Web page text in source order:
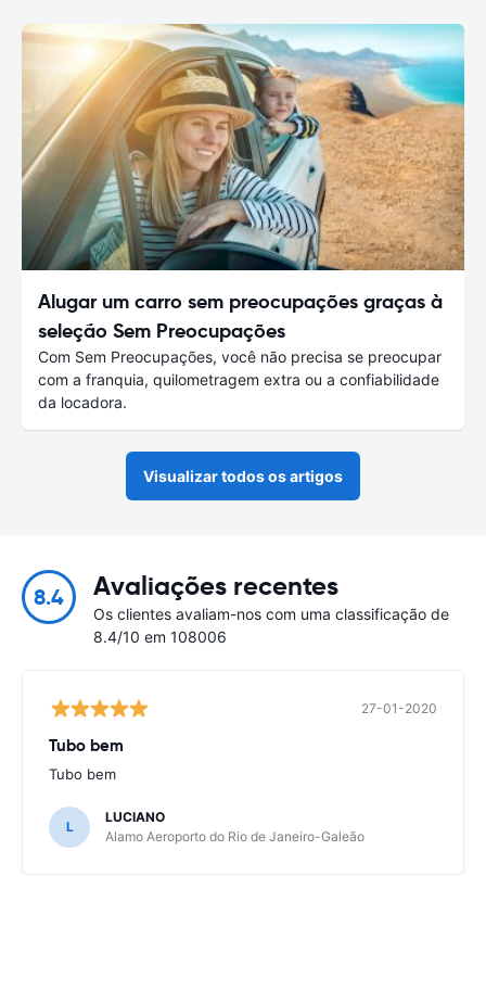
Alugar um carro sem preocupações graças à
seleção Sem Preocupações
Com Sem Preocupações, você não precisa se preocupar
com a franquia, quilometragem extra ou a confiabilidade
da locadora.
Visualizar todos os artigos
8.4 Avaliações recentes
Os clientes avaliam-nos com uma classificação de
8.4/10 em 108006
27-01-2020
Tubo bem
Tubo bem
L
LUCIANO
Alamo Aeroporto do Rio de Janeiro-Galeão